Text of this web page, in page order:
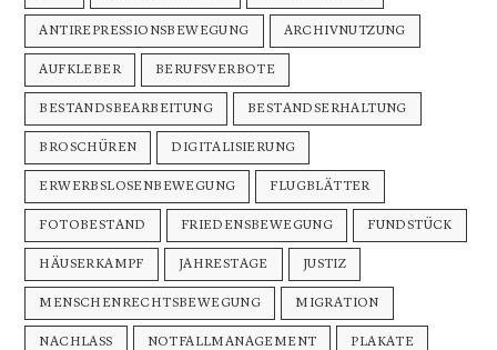
ANTIREPRESSIONSBEWEGUNG ARCHIVNUTZUNG
AUFKLEBER BERUFSVERBOTE
BESTANDSBEARBEITUNG BESTANDSERHALTUNG
BROSCHÜREN DIGITALISIERUNG
ERWERBSLOSENBEWEGUNG FLUGBLÄTTER
FOTOBESTAND FRIEDENSBEWEGUNG FUNDSTÜCK
HÄUSERKAMPF JAHRESTAGE JUSTIZ
MENSCHENRECHTSBEWEGUNG MIGRATION
NACHLASS NOTFALLMANAGEMENT PLAKATE